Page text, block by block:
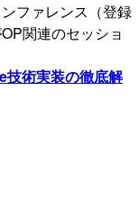
ファレンス（登録
関連のセッショ
術実装の徹底解